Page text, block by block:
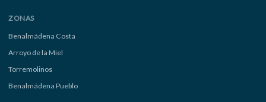
ZONAS
Benalmádena Costa
Arroyo de la Miel
Torremolinos
Benalmádena Pueblo